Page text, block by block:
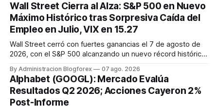
Wall Street Cierra al Alza: S&P 500 en Nuevo
Máximo Histórico tras Sorpresiva Caída del
Empleo en Julio, VIX en 15.27
Wall Street cerró con fuertes ganancias el 7 de agosto de
2026, con el S&P 500 alcanzando un nuevo récord histórico
54,036.93 y el Nasdaq Composite escaló 1.3% a 26,690.62.
El impulso provino de un informe de empleo de julio
inesperadamente ...
By Administracion Blogforex 07 ago. 2026
Alphabet (GOOGL): Mercado Evalúa
Resultados Q2 2026; Acciones Cayeron 2%
Post-Informe